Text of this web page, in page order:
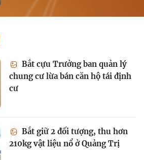
Bắt cựu Trưởng ban quản lý
chung cư lừa bán căn hộ tái định
cư
Bắt giữ 2 đối tượng, thu hơn
210kg vật liệu nổ ở Quảng Trị